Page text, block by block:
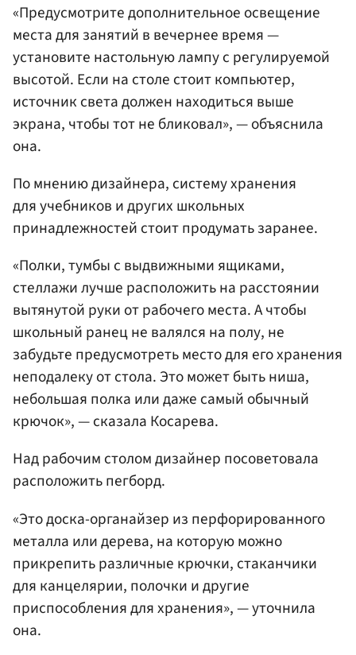
«Предусмотрите дополнительное освещение
места для занятий в вечернее время —
установите настольную лампу с регулируемой
высотой. Если на столе стоит компьютер,
источник света должен находиться выше
экрана, чтобы тот не бликовал», — объяснила
она.
По мнению дизайнера, систему хранения
для учебников и других школьных
принадлежностей стоит продумать заранее.
«Полки, тумбы с выдвижными ящиками,
стеллажи лучше расположить на расстоянии
вытянутой руки от рабочего места. А чтобы
школьный ранец не валялся на полу, не
забудьте предусмотреть место для его хранения
неподалеку от стола. Это может быть ниша,
небольшая полка или даже самый обычный
крючок», — сказала Косарева.
Над рабочим столом дизайнер посоветовала
расположить пегборд.
«Это доска-органайзер из перфорированного
металла или дерева, на которую можно
прикрепить различные крючки, стаканчики
для канцелярии, полочки и другие
приспособления для хранения», — уточнила
она.